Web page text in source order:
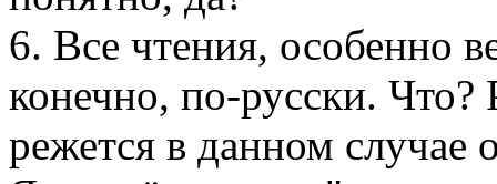
6. Все чтения, особенно
конечно, по-русски.
режется в данном